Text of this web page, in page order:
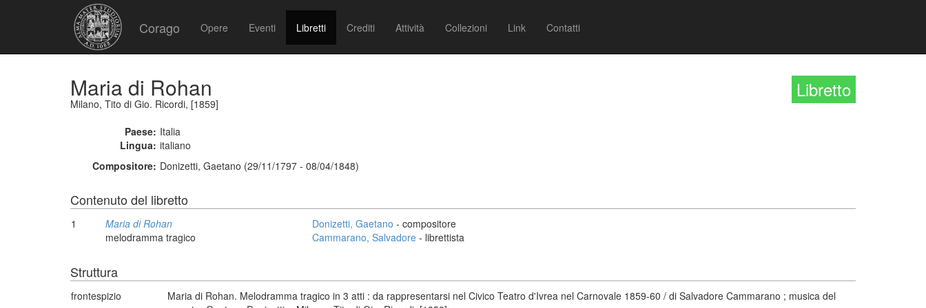
Corago Opere Eventi Libretti Crediti Attività Collezioni Link Contatti
Libretto
Maria di Rohan
Milano, Tito di Gio. Ricordi, [1859]
Paese: Italia
Lingua: italiano
Compositore: Donizetti, Gaetano (29/11/1797 - 08/04/1848)
Contenuto del libretto
1
Maria di Rohan
melodramma tragico
Donizetti, Gaetano - compositore
Cammarano, Salvadore - librettista
Struttura
frontespizio
Maria di Rohan. Melodramma tragico in 3 atti : da rappresentarsi nel Civico Teatro d'Ivrea nel Carnovale 1859-60 / di Salvadore Cammarano ; musica del